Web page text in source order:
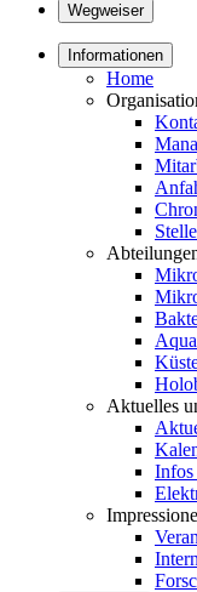
Wegweiser
Informationen
Home
Aktuelles
Infos